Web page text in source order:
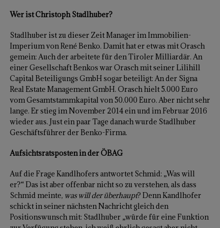
Wer ist Christoph Stadlhuber?
Stadlhuber ist zu dieser Zeit Manager im Immobilien-
Imperium von René Benko. Damit hat er etwas mit Orasch
gemein: Auch der arbeitete für den Tiroler Milliardär. An
einer Gesellschaft Benkos war Orasch mit seiner Lilihill
Capital Beteiligungs GmbH sogar beteiligt: An der Signa
Real Estate Management GmbH. Orasch hielt 5.000 Euro
vom Gesamtstammkapital von 50.000 Euro. Aber nicht sehr
lange. Er stieg im November 2014 ein und im Februar 2016
wieder aus. Just ein paar Tage danach wurde Stadlhuber
Geschäftsführer der Benko-Firma.
Aufsichtsratsposten in der ÖBAG
Auf die Frage Kandlhofers antwortet Schmid: „Was will
er?“ Das ist aber offenbar nicht so zu verstehen, als dass
Schmid meinte, was will der überhaupt? Denn Kandlhofer
schickt in seiner nächsten Nachricht gleich den
Positionswunsch mit: Stadlhuber „würde für eine Funktion